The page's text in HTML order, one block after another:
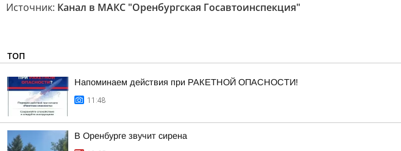
Источник: Канал в МАКС "Оренбургская Госавтоинспекция"
ТОП
Напоминаем действия при РАКЕТНОЙ ОПАСНОСТИ!
11:48
В Оренбурге звучит сирена